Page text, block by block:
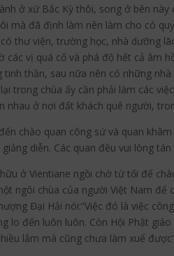
ở xứ Bắc Kỳ thôi, song ở bên
mà đã định làm nên làm cho có
thư viện, trường học, nhà dưỡng
vị quá cố và phá độ hết cả âm
thần, sau nữa nên có những
trong chùa ấy cần phải làm các
nhau ở nơi đất khách quê người,
chào quan công sứ và quan
diễn. Các quan đều vui lòng
ở Vientiane ngồi chờ từ tối để
ngôi chùa của người Việt Nam
Đại Hải nói:“Việc đó là việc
lo đến luôn luôn. Còn Hội Phật
lắm mà cũng chưa làm xuể